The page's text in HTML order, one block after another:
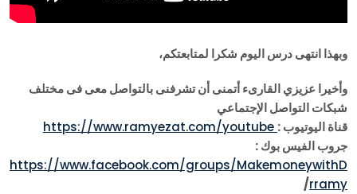
وبهذا انتهى درس اليوم شكرا لمتابعتكم،
وأخيرا عزيزي القارىء أتمنى أن تشرفنى بالتواصل معى فى مختلف
شبكات التواصل الإجتماعي
قناة اليوتيوب :
جروب الفيس بوك :
https://www.facebook.com/groups/MakemoneywithD
rramy
/